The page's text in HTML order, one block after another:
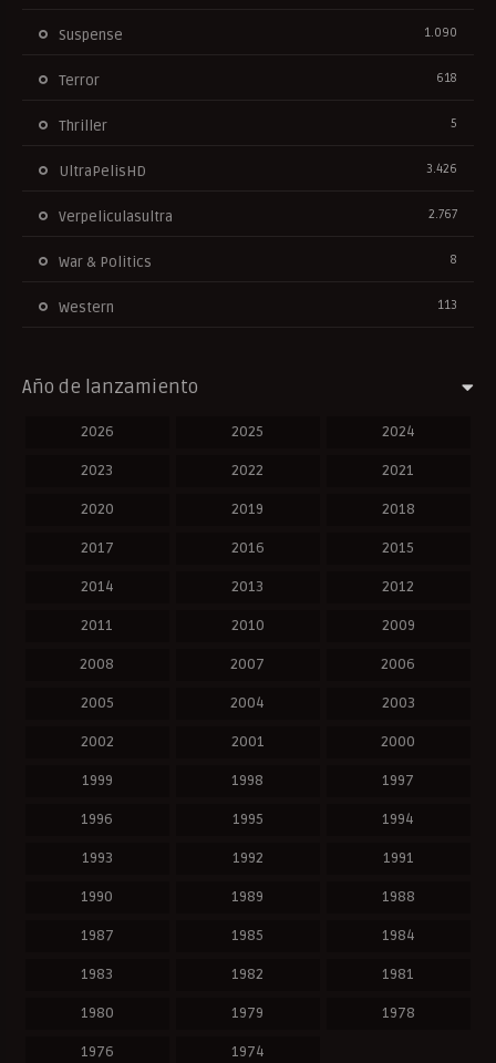
Suspense 1.090
Terror 618
Thriller 5
UltraPelisHD 3.426
Verpeliculasultra 2.767
War & Politics 8
Western 113
Año de lanzamiento
2026 2025 2024
2023 2022 2021
2020 2019 2018
2017 2016 2015
2014 2013 2012
2011 2010 2009
2008 2007 2006
2005 2004 2003
2002 2001 2000
1999 1998 1997
1996 1995 1994
1993 1992 1991
1990 1989 1988
1987 1985 1984
1983 1982 1981
1980 1979 1978
1976 1974